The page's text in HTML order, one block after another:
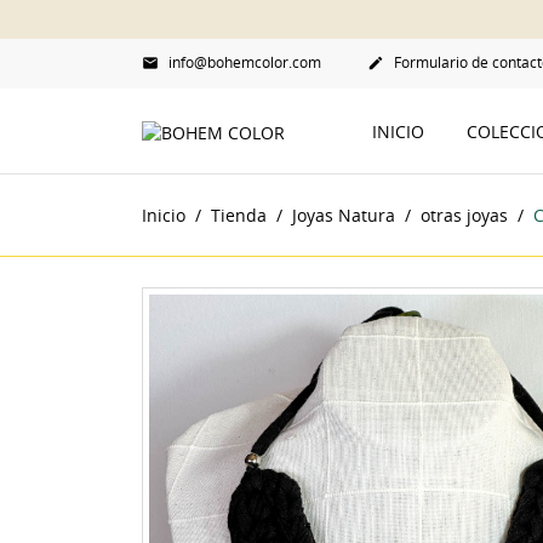
 info@bohemcolor.com  Formulario de
INICIO
Inicio Tienda Joyas Natura otras joyas